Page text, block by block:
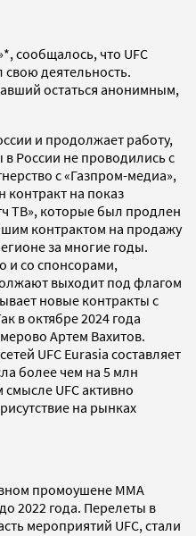
сообщалось, что UFC
свою деятельность.
остаться анонимным,
и продолжает работу,
в России не проводились с
с «Газпром-медиа»,
контракт на показ
ТВ», которые был продлен
контрактом на продажу
за многие годы.
и со спонсорами,
выходит под флагом
новые контракты с
в октябре 2024 года
Артем Вахитов.
UFC Eurasia составляет
более чем на 5 млн
UFC активно
на рынках
промоушене ММА
2022 года. Перелеты в
мероприятий UFC, стали